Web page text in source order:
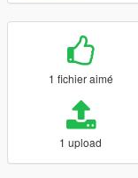
1 fichier aimé
1 upload